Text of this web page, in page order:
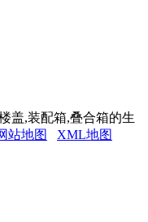
盖,装配箱,叠合箱的生
站地图 XML地图